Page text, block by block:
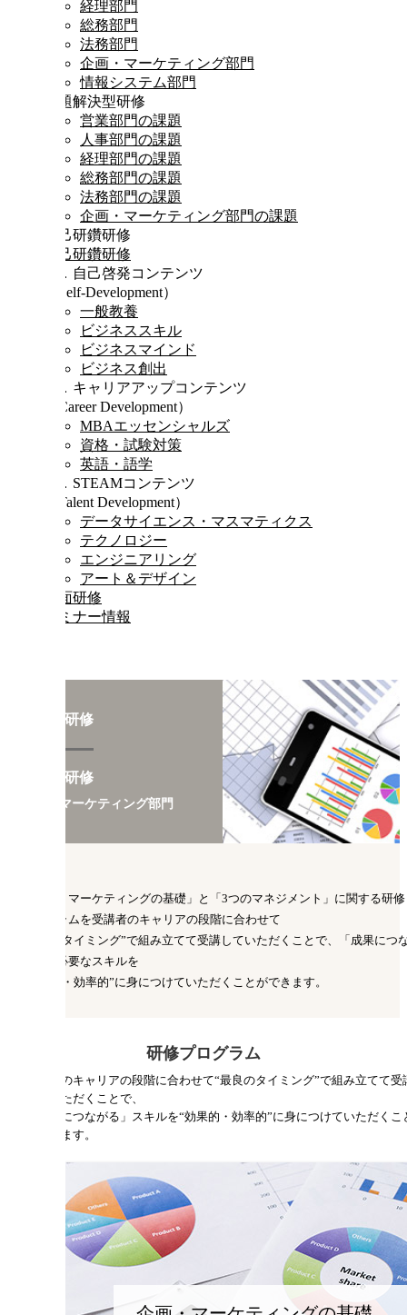
経理部門
総務部門
法務部門
企画・マーケティング部門
情報システム部門
課題解決型研修
営業部門の課題
人事部門の課題
経理部門の課題
総務部門の課題
法務部門の課題
企画・マーケティング部門の課題
自己研鑽研修
自己研鑽研修
Ⅰ．自己啓発コンテンツ
（Self-Development）
一般教養
ビジネススキル
ビジネスマインド
ビジネス創出
Ⅱ．キャリアアップコンテンツ
（Career Development）
MBAエッセンシャルズ
資格・試験対策
英語・語学
Ⅲ．STEAMコンテンツ
（Talent Development）
データサイエンス・マスマティクス
テクノロジー
エンジニアリング
アート＆デザイン
対面研修
セミナー情報
専門職研修
専門職研修
企画・マーケティング部門
「企画・マーケティングの基礎」と「3つのマネジメント」に関する研修
プログラムを受講者のキャリアの段階に合わせて
“最良のタイミング”で組み立てて受講していただくことで、「成果につ
がる」必要なスキルを
“効果的・効率的”に身につけていただくことができます。
研修プログラム
受講者のキャリアの段階に合わせて“最良のタイミング”で組み立てて受
していただくことで、
「成果につながる」スキルを“効果的・効率的”に身につけていただくこ
ができます。